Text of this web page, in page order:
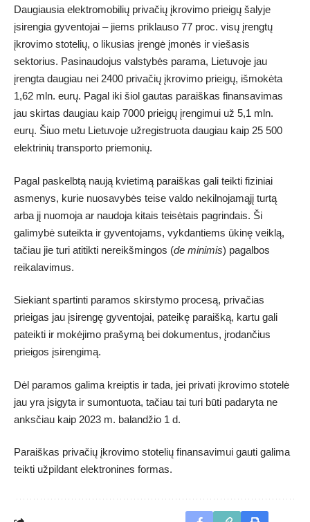
Daugiausia elektromobilių privačių įkrovimo prieigų šalyje
įsirengia gyventojai – jiems priklauso 77 proc. visų įrengtų
įkrovimo stotelių, o likusias įrengė įmonės ir viešasis
sektorius. Pasinaudojus valstybės parama, Lietuvoje jau
įrengta daugiau nei 2400 privačių įkrovimo prieigų, išmokėta
1,62 mln. eurų. Pagal iki šiol gautas paraiškas finansavimas
jau skirtas daugiau kaip 7000 prieigų įrengimui už 5,1 mln.
eurų. Šiuo metu Lietuvoje užregistruota daugiau kaip 25 500
elektrinių transporto priemonių.
Pagal paskelbtą naują kvietimą paraiškas gali teikti fiziniai
asmenys, kurie nuosavybės teise valdo nekilnojamąjį turtą
arba jį nuomoja ar naudoja kitais teisėtais pagrindais. Ši
galimybė suteikta ir gyventojams, vykdantiems ūkinę veiklą,
tačiau jie turi atitikti nereikšmingos (de minimis) pagalbos
reikalavimus.
Siekiant spartinti paramos skirstymo procesą, privačias
prieigas jau įsirengę gyventojai, pateikę paraišką, kartu gali
pateikti ir mokėjimo prašymą bei dokumentus, įrodančius
prieigos įsirengimą.
Dėl paramos galima kreiptis ir tada, jei privati įkrovimo stotelė
jau yra įsigyta ir sumontuota, tačiau tai turi būti padaryta ne
anksčiau kaip 2023 m. balandžio 1 d.
Paraiškas privačių įkrovimo stotelių finansavimui gauti galima
teikti užpildant elektronines formas.